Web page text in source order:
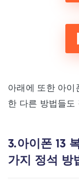
아래에 또한 아이
한 다른 방법들도
3.아이폰 13
가지 정석 방